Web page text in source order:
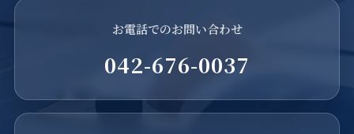
お電話でのお問い合わせ
042-676-0037